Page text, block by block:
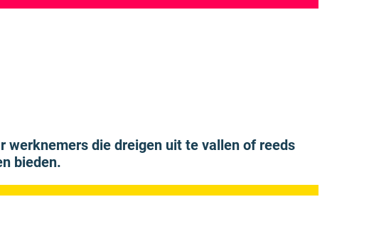
werknemers die dreigen uit te vallen of reeds
bieden.